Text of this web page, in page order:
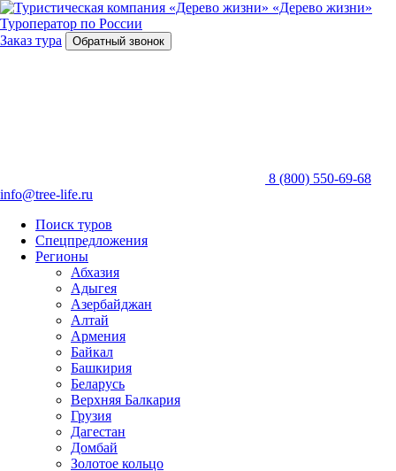
«Дерево жизни»
Туроператор по России
Заказ тура
Обратный звонок
8 (800) 550-69-68
info@tree-life.ru
Поиск туров
Спецпредложения
Регионы
Абхазия
Адыгея
Азербайджан
Алтай
Армения
Байкал
Башкирия
Беларусь
Верхняя Балкария
Грузия
Дагестан
Домбай
Золотое кольцо